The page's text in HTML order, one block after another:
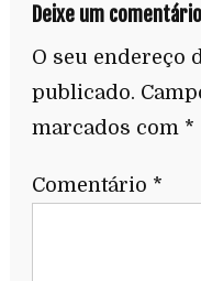
Deixe um comentário
O seu endereço
publicado.
marcados com *
Comentário *